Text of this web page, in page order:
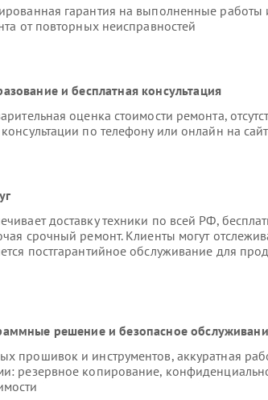
гарантия на выполненные работы
от повторных неисправностей
и бесплатная консультация
оценка стоимости ремонта,
по телефону или онлайн на
доставку техники по всей РФ,
срочный ремонт. Клиенты могут
постгарантийное обслуживание для
решение и безопасное
прошивок и инструментов, аккуратная
резервное копирование,